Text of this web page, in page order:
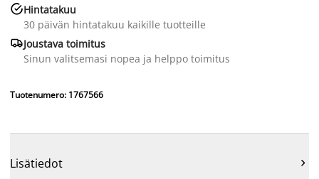
Hintatakuu
30 päivän hintatakuu kaikille tuotteille
Joustava toimitus
Sinun valitsemasi nopea ja helppo toimitus
Tuotenumero: 1767566
Lisätiedot 